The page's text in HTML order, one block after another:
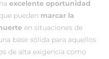
excelente oportunidad
que pueden marcar la
en situaciones de
base sólida para aquellos
de alta exigencia como